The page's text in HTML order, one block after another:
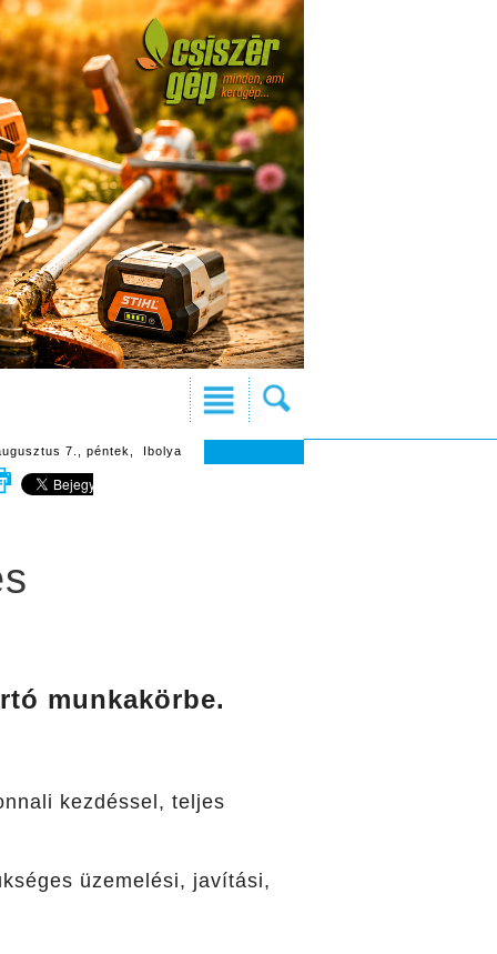
7., péntek, Ibolya
munkakörbe.
kezdéssel, teljes
üzemelési, javítási,